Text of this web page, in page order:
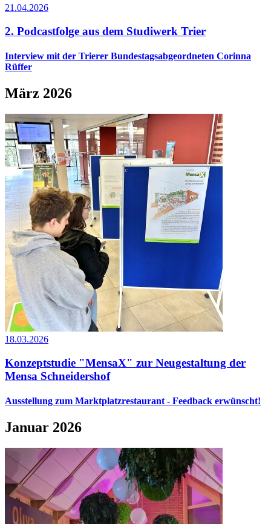
21.04.2026
2. Podcastfolge aus dem Studiwerk Trier
Interview mit der Trierer Bundestagsabgeordneten Corinna
Rüffer
März 2026
18.03.2026
Konzeptstudie "MensaX" zur Neugestaltung der
Mensa Schneidershof
Ausstellung zum Marktplatzrestaurant - Feedback erwünscht!
Januar 2026